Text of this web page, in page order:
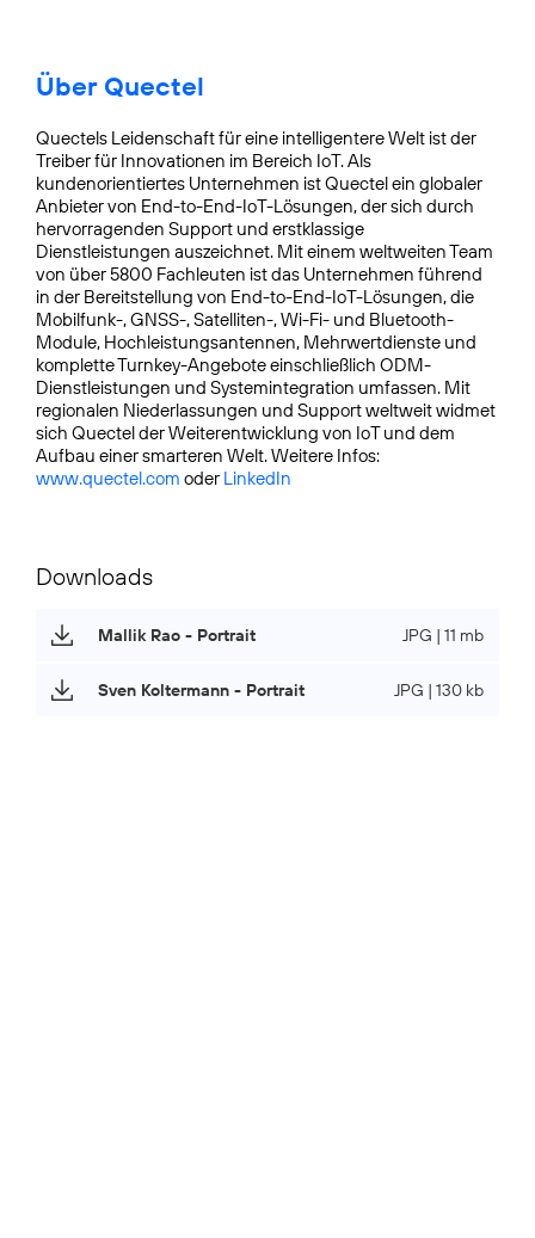
Über Quectel
Quectels Leidenschaft für eine intelligentere Welt ist der
Treiber für Innovationen im Bereich IoT. Als
kundenorientiertes Unternehmen ist Quectel ein globaler
Anbieter von End-to-End-IoT-Lösungen, der sich durch
hervorragenden Support und erstklassige
Dienstleistungen auszeichnet. Mit einem weltweiten Team
von über 5800 Fachleuten ist das Unternehmen führend
in der Bereitstellung von End-to-End-IoT-Lösungen, die
Mobilfunk-, GNSS-, Satelliten-, Wi-Fi- und Bluetooth-
Module, Hochleistungsantennen, Mehrwertdienste und
komplette Turnkey-Angebote einschließlich ODM-
Dienstleistungen und Systemintegration umfassen. Mit
regionalen Niederlassungen und Support weltweit widmet
sich Quectel der Weiterentwicklung von IoT und dem
Aufbau einer smarteren Welt. Weitere Infos:
www.quectel.com oder LinkedIn
Downloads
Mallik Rao - Portrait JPG | 11 mb
Sven Koltermann - Portrait JPG | 130 kb